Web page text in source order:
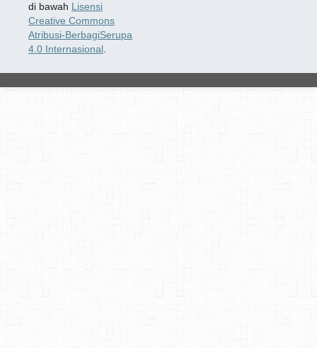
di bawah Lisensi
Creative Commons
Atribusi-BerbagiSerupa
4.0 Internasional.